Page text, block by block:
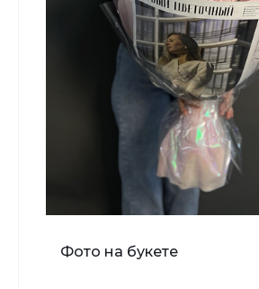
В корзину
Мишка Мини №1
Фото на букете